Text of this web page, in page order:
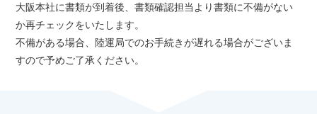
大阪本社に書類が到着後、書類確認担当より書類に不備がない
か再チェックをいたします。
不備がある場合、陸運局でのお手続きが遅れる場合がございま
すので予めご了承ください。